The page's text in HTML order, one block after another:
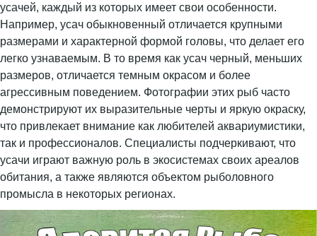
усачей, каждый из которых имеет свои особенности.
Например, усач обыкновенный отличается крупными
размерами и характерной формой головы, что делает его
легко узнаваемым. В то время как усач черный, меньших
размеров, отличается темным окрасом и более
агрессивным поведением. Фотографии этих рыб часто
демонстрируют их выразительные черты и яркую окраску,
что привлекает внимание как любителей аквариумистики,
так и профессионалов. Специалисты подчеркивают, что
усачи играют важную роль в экосистемах своих ареалов
обитания, а также являются объектом рыболовного
промысла в некоторых регионах.